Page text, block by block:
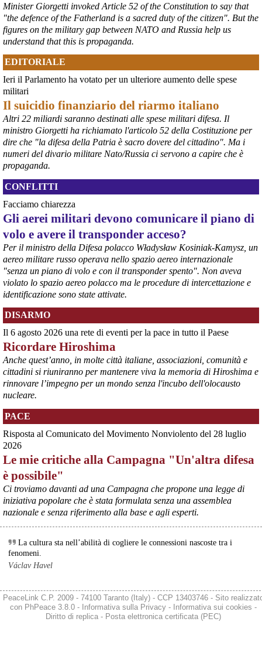
@peacelink - 6/8/2026 8:42
In Germania le commemorazioni dell'81° anniversario di Hiroshima
sono numerose e capillari, coinvolgendo grandi città e piccole
comunità.
#Hiroshima2026 #Germania
@peacelink
6/8/2026 7:55
lanazione.it/massa-carrara/cro
La proposta di un osservatorio sui traffici di armi nel porto di Marina
di Carrara organizzato dall’Accademia della Pace e raccolta dalla
sindaca Serena Arrighi.
Linda Maggiori, nel ricostruire l’inchiesta che ha fatto per
AltrEconomia sull’attività di carico e scarico di armi in diversi porti
tra cui quello di Marina di Carrara, ha sottolineato la resistenza da
parte delle istituzioni competenti a fornire le informazioni
indispensabili.
#armi #disarmo #pcknews #pace
@peacelink - 6/8/2026 7:50
retepacedisarmo.org/2026/missi
Il Parlamento è stato tenuto praticamente all’oscuro del
dispiegamento di uomini e mezzi verso il regno saudita e in un
contesto di conflitto aperto nella regione.
#disarmo # noguerra #pcknews
@peacelink - 6/8/2026 5:38
ilmanifesto.it/guerra-a-debito
Ieri il parlamento ha approvato le risoluzioni della maggioranza che
impegnano il governo ad avviare le procedure per chiedere
per lo scostamento di bilancio. Si tratta, in un triennio, dello 0,6%
materia di spese militari. In totale si parla di circa 36 miliardi, 14 per
l’energia e 22 per la difesa da qui al 2028.
spesemilitari
Minister Giorgetti invoked Article 52 of the Constitution to say that
"the defence of the Fatherland is a sacred duty of the citizen". But the
figures on the military gap between NATO and Russia help us
understand that this is propaganda.
EDITORIALE
Ieri il Parlamento ha votato per un ulteriore aumento delle spese
militari
Il suicidio finanziario del riarmo italiano
Altri 22 miliardi saranno destinati alle spese militari difesa. Il
ministro Giorgetti ha richiamato l'articolo 52 della Costituzione per
dire che "la difesa della Patria è sacro dovere del cittadino". Ma i
numeri del divario militare Nato/Russia ci servono a capire che è
propaganda.
CONFLITTI
Facciamo chiarezza
Gli aerei militari devono comunicare il piano di
volo e avere il transponder acceso?
Per il ministro della Difesa polacco Władysław Kosiniak-Kamysz, un
aereo militare russo operava nello spazio aereo internazionale
"senza un piano di volo e con il transponder spento". Non aveva
violato lo spazio aereo polacco ma le procedure di intercettazione e
identificazione sono state attivate.
DISARMO
Il 6 agosto 2026 una rete di eventi per la pace in tutto il Paese
Ricordare Hiroshima
Anche quest’anno, in molte città italiane, associazioni, comunità e
cittadini si riuniranno per mantenere viva la memoria di Hiroshima e
rinnovare l’impegno per un mondo senza l'incubo dell'olocausto
nucleare.
PACE
Risposta al Comunicato del Movimento Nonviolento del 28 luglio
2026
Le mie critiche alla Campagna "Un'altra difesa
è possibile"
Ci troviamo davanti ad una Campagna che propone una legge di
iniziativa popolare che è stata formulata senza una assemblea
nazionale e senza riferimento alla base e agli esperti.
La cultura sta nell’abilità di cogliere le connessioni nascoste tra i
fenomeni.
Václav Havel
PeaceLink C.P. 2009 - 74100 Taranto (Italy) - CCP 13403746 - Sito
con PhPeace 3.8.0- Informativa sulla Privacy- Informativa sui cookies -
Diritto di replica- Posta elettronica certificata (PEC)